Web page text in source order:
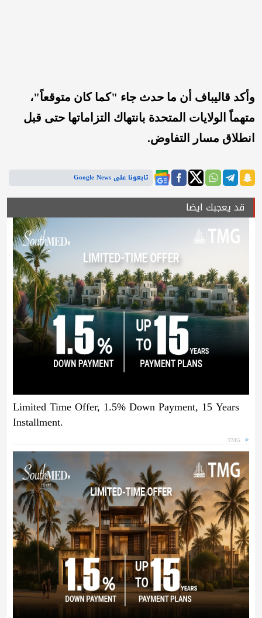
وأكد قاليباف أن ما حدث جاء "كما كان متوقعاً"،
متهماً الولايات المتحدة بانتهاك التزاماتها حتى قبل
انطلاق مسار التفاوض.
تابعونا على Google News
قد يعجبك ايضا
Limited Time Offer, 1.5% Down Payment, 15 Years
Installment.
TMG